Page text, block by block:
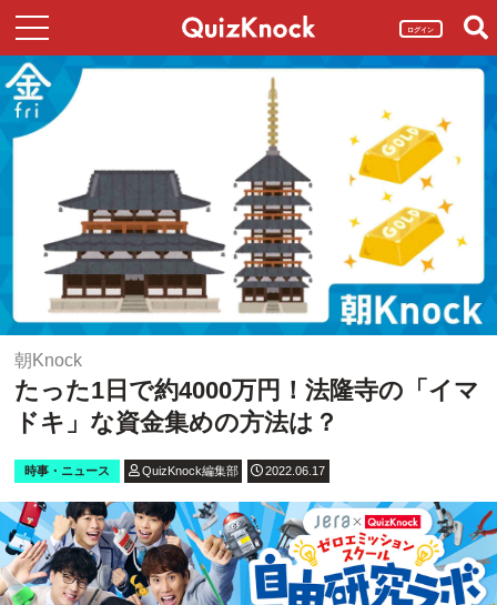
ログイン
朝Knock
たった1日で約4000万円！法隆寺の「イマ
ドキ」な資金集めの方法は？
時事・ニュース QuizKnock編集部 2022.06.17